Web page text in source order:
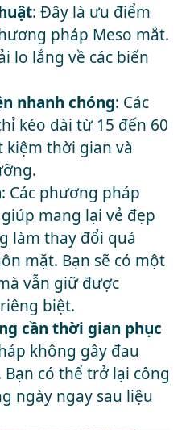
: Đây là ưu điểm
pháp Meso mắt.
lo lắng về các biến
nhanh chóng: Các
kéo dài từ 15 đến 60
kiệm thời gian và
: Các phương pháp
mang lại vẻ đẹp
làm thay đổi quá
mặt. Bạn sẽ có một
vẫn giữ được
biệt.
cần thời gian phục
không gây đau
có thể trở lại công
ngày ngay sau liệu